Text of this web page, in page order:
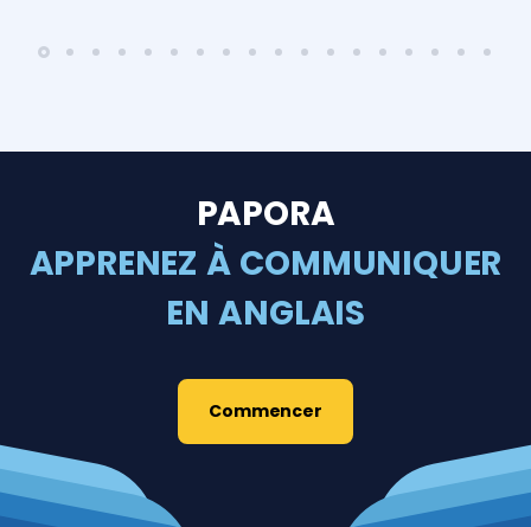
PAPORA
APPRENEZ À COMMUNIQUER
EN ANGLAIS
Commencer